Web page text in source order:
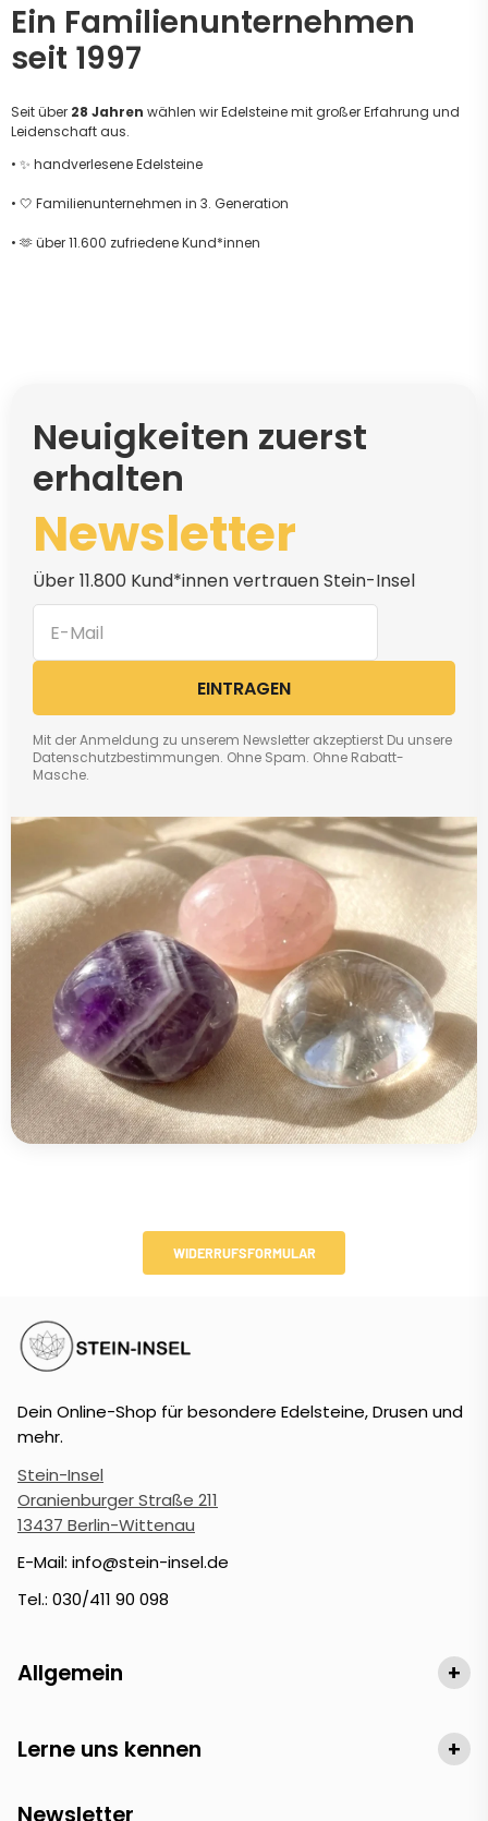
Ein Familienunternehmen
seit 1997
Seit über 28 Jahren wählen wir Edelsteine mit großer Erfahrung und
Leidenschaft aus.
• ✨ handverlesene Edelsteine
• 🤍 Familienunternehmen in 3. Generation
• 🫶 über 11.600 zufriedene Kund*innen
Neuigkeiten zuerst
erhalten
Newsletter
Über 11.800 Kund*innen vertrauen Stein-Insel
EINTRAGEN
Mit der Anmeldung zu unserem Newsletter akzeptierst Du unsere
Datenschutzbestimmungen. Ohne Spam. Ohne Rabatt-
Masche.
WIDERRUFSFORMULAR
Dein Online-Shop für besondere Edelsteine, Drusen und
mehr.
Stein-Insel
Oranienburger Straße 211
13437 Berlin-Wittenau
E-Mail: info@stein-insel.de
Tel.: 030/411 90 098
Allgemein +
Lerne uns kennen +
Newsletter